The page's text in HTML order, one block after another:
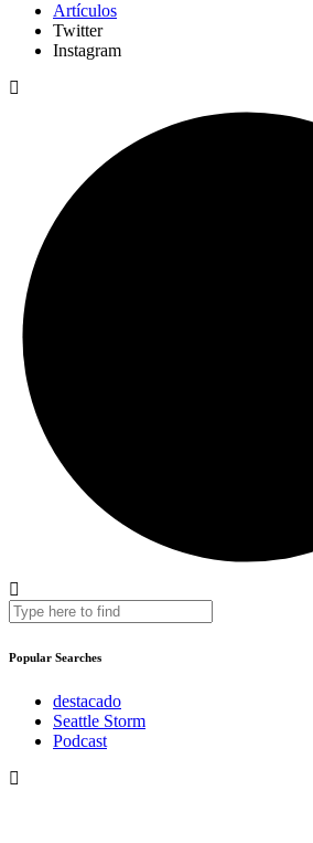
Artículos
Twitter
Instagram
Popular Searches
destacado
Seattle Storm
Podcast